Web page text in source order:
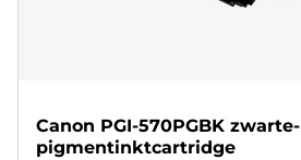
Canon PGI-570PGBK zwarte-
pigmentinktcartridge